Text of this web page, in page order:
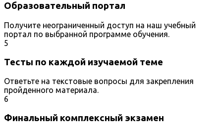
Образовательный портал
Получите неограниченный доступ на наш учебный
портал по выбранной программе обучения.
5
Тесты по каждой изучаемой теме
Ответьте на текстовые вопросы для закрепления
пройденного материала.
6
Финальный комплексный экзамен